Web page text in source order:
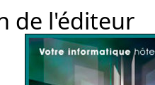
de l'éditeur